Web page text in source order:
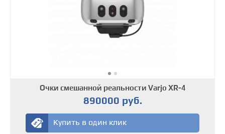
Очки смешанной реальности Varjo XR-4
890000 руб.
Купить в один клик